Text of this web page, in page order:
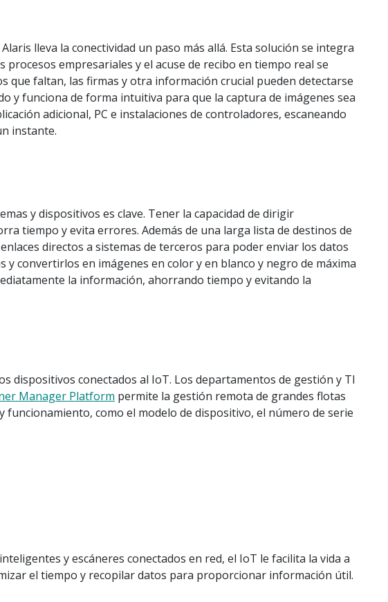
lleva la conectividad un paso más allá. Esta solución se integra
empresariales y el acuse de recibo en tiempo real se
que faltan, las firmas y otra información crucial pueden detectarse
y funciona de forma intuitiva para que la captura de imágenes sea
adicional, PC e instalaciones de controladores, escaneando
instante.
y dispositivos es clave. Tener la capacidad de dirigir
tiempo y evita errores. Además de una larga lista de destinos de
directos a sistemas de terceros para poder enviar los datos
convertirlos en imágenes en color y en blanco y negro de máxima
la información, ahorrando tiempo y evitando la
dispositivos conectados al IoT. Los departamentos de gestión y TI
Manager Platform permite la gestión remota de grandes flotas
como el modelo de dispositivo, el número de serie
y escáneres conectados en red, el IoT le facilita la vida a
el tiempo y recopilar datos para proporcionar información útil.